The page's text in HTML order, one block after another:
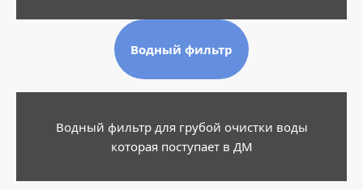
Водный фильтр
Водный фильтр для грубой очистки воды
которая поступает в ДМ